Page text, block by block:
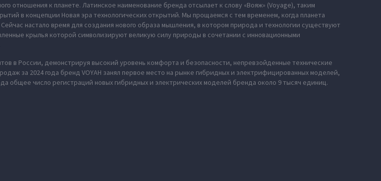
отношения к планете. Латинское наименование бренда отсылает к слову «Вояж» (Voyage), таким
в концепции Новая эра технологических открытий. Мы прощаемся с тем временем, когда планета
настало время для создания нового образа мышления, в котором природа и технологии существуют
крылья которой символизируют великую силу природы в сочетании с инновационными
в России, демонстрируя высокий уровень комфорта и безопасности, непревзойденные технические
за 2024 года бренд VOYAH занял первое место на рынке гибридных и электрифицированных моделей,
общее число регистраций новых гибридных и электрических моделей бренда около 9 тысяч единиц.